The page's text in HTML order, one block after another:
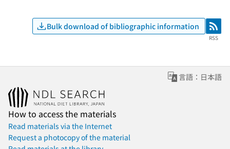
Bulk download of bibliographic information RSS
RSS
言語：日本語
How to access the materials
Read materials via the Internet
Request a photocopy of the material